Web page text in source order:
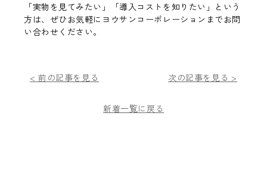
「実物を見てみたい」「導入コストを知りたい」という
方は、ぜひお気軽にヨウサンコーポレーションまでお問
い合わせください。
< 前の記事を見る 次の記事を見る >
新着一覧に戻る